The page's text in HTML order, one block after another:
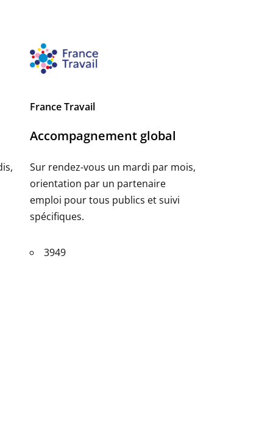
France Travail
Accompagnement global
Sur rendez-vous un mardi par mois,
orientation par un partenaire
emploi pour tous publics et suivi
spécifiques.
3949